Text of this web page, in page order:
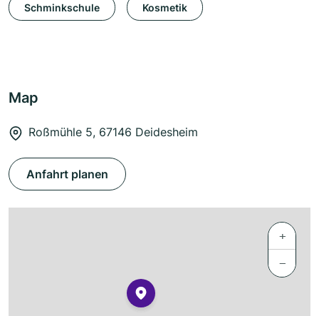
Schminkschule Kosmetik
Map
Roßmühle 5, 67146 Deidesheim
Anfahrt planen
+
−